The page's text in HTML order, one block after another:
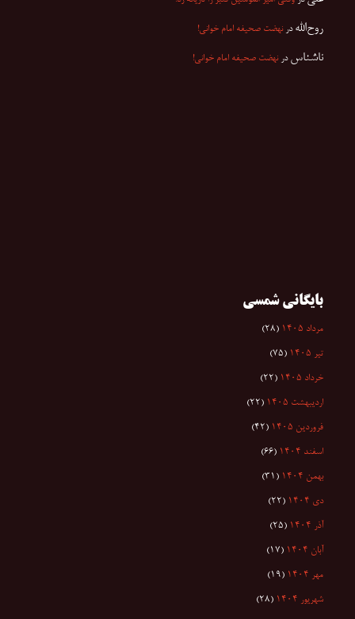
روح‌الله درنهضت صحیفه امام خوانی!
ناشناس درنهضت صحیفه امام خوانی!
بایگانی شمسی
مرداد ۱۴۰۵ (۲۸)
تیر ۱۴۰۵ (۷۵)
خرداد ۱۴۰۵ (۲۲)
اردیبهشت ۱۴۰۵ (۲۲)
فروردین ۱۴۰۵ (۴۲)
اسفند ۱۴۰۴ (۶۶)
بهمن ۱۴۰۴ (۳۱)
دی ۱۴۰۴ (۲۲)
آذر ۱۴۰۴ (۲۵)
آبان ۱۴۰۴ (۱۷)
مهر ۱۴۰۴ (۱۹)
شهریور ۱۴۰۴ (۲۸)